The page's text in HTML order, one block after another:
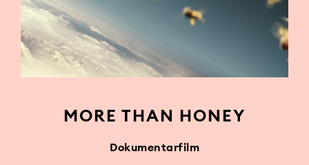
MORE THAN HONEY
Dokumentarfilm